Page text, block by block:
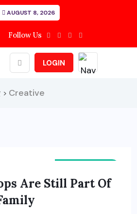
AUGUST 8, 2026
Follow Us
LOGIN
> Creative
Are Still Part Of